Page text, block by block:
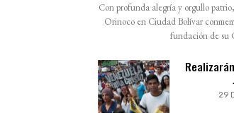
Con profunda alegría y orgullo
Orinoco en Ciudad Bolívar
fundación de su
29